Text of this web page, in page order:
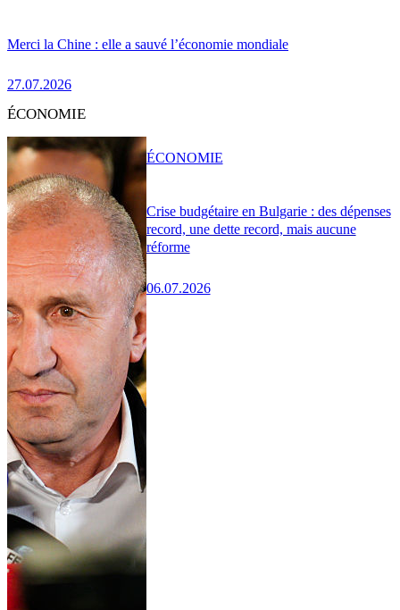
Merci la Chine : elle a sauvé l’économie mondiale
27.07.2026
ÉCONOMIE
Crise budgétaire en Bulgarie : des dépenses
record, une dette record, mais aucune
réforme
06.07.2026
ÉCONOMIE